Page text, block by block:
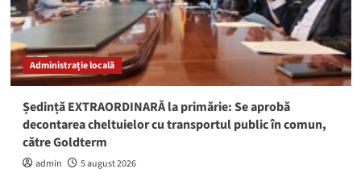
Administrație locală
Ședință EXTRAORDINARĂ la primărie: Se aprobă
decontarea cheltuielor cu transportul public în comun,
către Goldterm
admin 5 august 2026